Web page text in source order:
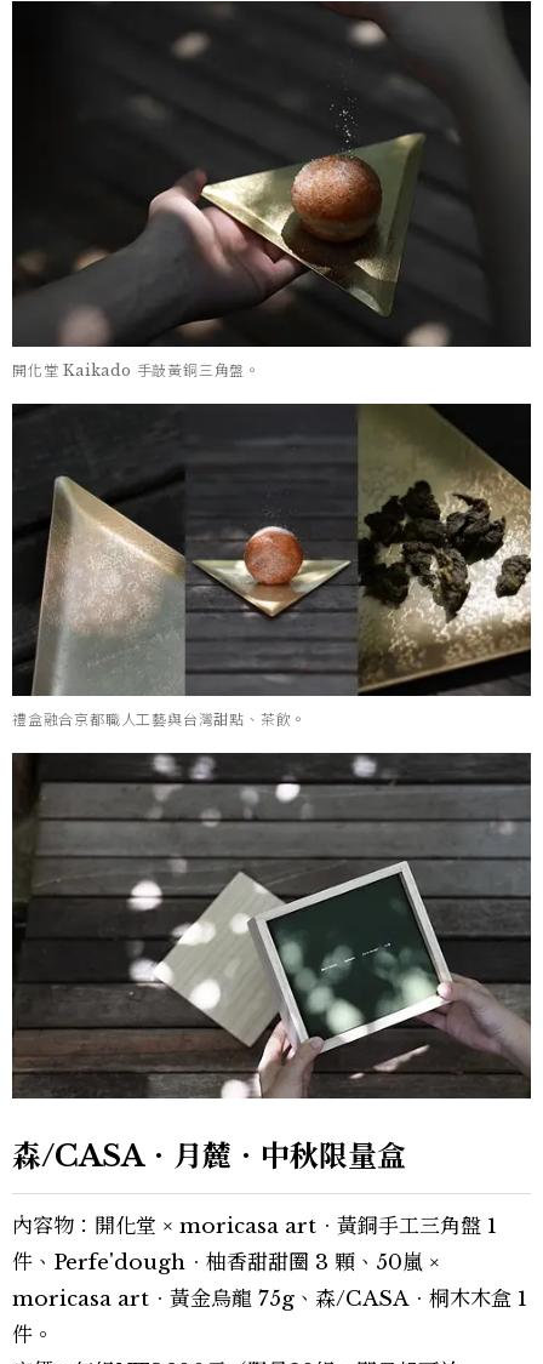
開化堂 Kaikado 手敲黃銅三角盤。
禮盒融合京都職人工藝與台灣甜點、茶飲。
森/CASA．月麓．中秋限量盒
內容物：開化堂 × moricasa art．黃銅手工三角盤 1
件、Perfe'dough．柚香甜甜圈 3 顆、50嵐 ×
moricasa art．黃金烏龍 75g、森/CASA．桐木木盒 1
件。